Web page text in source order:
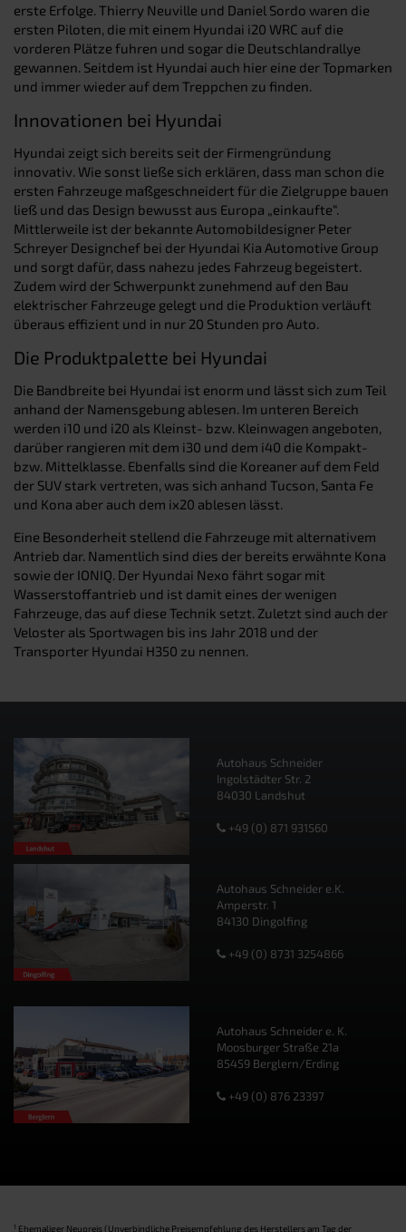
erste Erfolge. Thierry Neuville und Daniel Sordo waren die
ersten Piloten, die mit einem Hyundai i20 WRC auf die
vorderen Plätze fuhren und sogar die Deutschlandrallye
gewannen. Seitdem ist Hyundai auch hier eine der Topmarken
und immer wieder auf dem Treppchen zu finden.
Innovationen bei Hyundai
Hyundai zeigt sich bereits seit der Firmengründung
innovativ. Wie sonst ließe sich erklären, dass man schon die
ersten Fahrzeuge maßgeschneidert für die Zielgruppe bauen
ließ und das Design bewusst aus Europa „einkaufte“.
Mittlerweile ist der bekannte Automobildesigner Peter
Schreyer Designchef bei der Hyundai Kia Automotive Group
und sorgt dafür, dass nahezu jedes Fahrzeug begeistert.
Zudem wird der Schwerpunkt zunehmend auf den Bau
elektrischer Fahrzeuge gelegt und die Produktion verläuft
überaus effizient und in nur 20 Stunden pro Auto.
Die Produktpalette bei Hyundai
Die Bandbreite bei Hyundai ist enorm und lässt sich zum Teil
anhand der Namensgebung ablesen. Im unteren Bereich
werden i10 und i20 als Kleinst- bzw. Kleinwagen angeboten,
darüber rangieren mit dem i30 und dem i40 die Kompakt-
bzw. Mittelklasse. Ebenfalls sind die Koreaner auf dem Feld
der SUV stark vertreten, was sich anhand Tucson, Santa Fe
und Kona aber auch dem ix20 ablesen lässt.
Eine Besonderheit stellend die Fahrzeuge mit alternativem
Antrieb dar. Namentlich sind dies der bereits erwähnte Kona
sowie der IONIQ. Der Hyundai Nexo fährt sogar mit
Wasserstoffantrieb und ist damit eines der wenigen
Fahrzeuge, das auf diese Technik setzt. Zuletzt sind auch der
Veloster als Sportwagen bis ins Jahr 2018 und der
Transporter Hyundai H350 zu nennen.
Autohaus Schneider
Ingolstädter Str. 2
84030 Landshut
+49 (0) 871 931560
Autohaus Schneider e.K.
Amperstr. 1
84130 Dingolfing
+49 (0) 8731 3254866
Autohaus Schneider e. K.
Moosburger Straße 21a
85459 Berglern/Erding
+49 (0) 876 23397
1 Ehemaliger Neupreis (Unverbindliche Preisempfehlung des Herstellers am Tag der